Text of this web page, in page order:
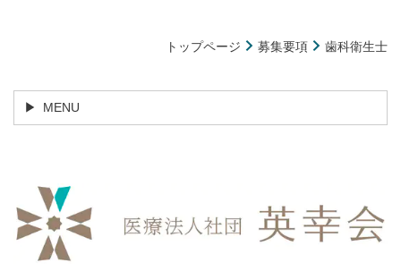
トップページ 募集要項 歯科衛生士
MENU